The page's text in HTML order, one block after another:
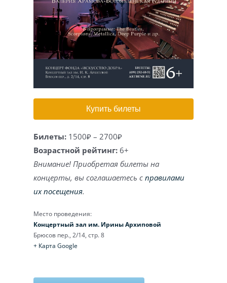
Игра на органе
Купить билеты
Билеты: 1500₽ – 2700₽
Возрастной рейтинг: 6+
Внимание! Приобретая билеты на
концерты, вы соглашаетесь справилами
их посещения.
Место проведения:
Концертный зал им. Ирины Архиповой
Брюсов пер., 2/14, стр. 8
+ Карта Google